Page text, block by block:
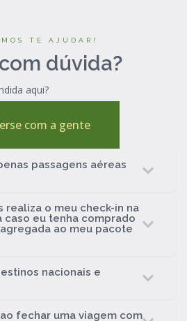
TE AJUDAR!
dúvida?
aqui?
com a gente
passagens aéreas
realiza o meu check-in na
caso eu tenha comprado
ao meu pacote
nacionais e
fechar uma viagem com